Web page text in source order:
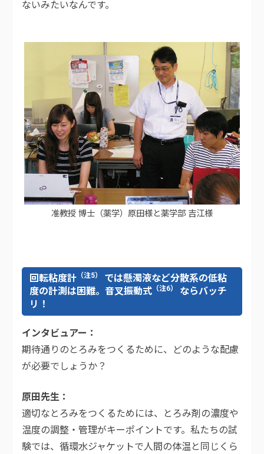
ないみたいなんです。
准教授 博士（薬学）原田様と薬学部 吉江様
回転粘度計 （注5）
では懸濁液など分散系の低粘
度の計測は困難。音叉振動式 （注6）
ならバッチ
リ！
インタビュアー
期待通りのとろみをつくるために、どのような配慮
が必要でしょうか？
原田先生
適切なとろみをつくるためには、とろみ剤の濃度や
温度の調整・管理がキーポイントです。私たちの試
験では、循環水ジャケットで人間の体温と同じくら